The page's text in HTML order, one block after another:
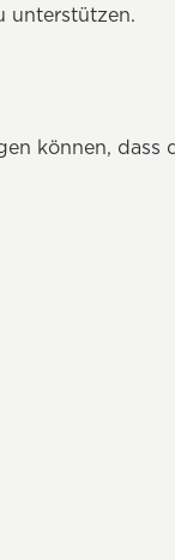
unterstützen.
können, dass